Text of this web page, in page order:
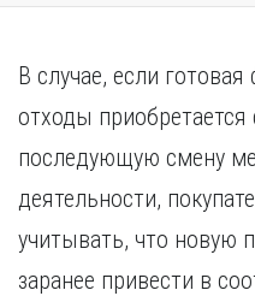
В случае, если
отходы приобретается
последующую смену
деятельности,
учитывать, что новую
заранее привести в